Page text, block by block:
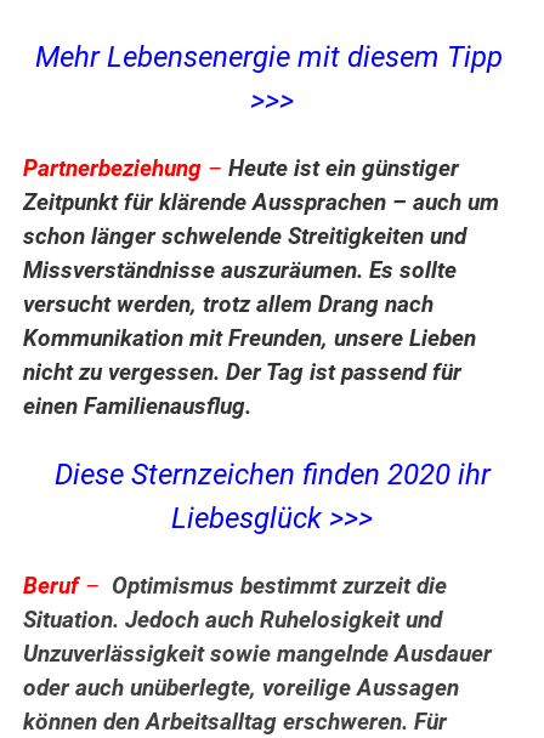
Mehr Lebensenergie mit diesem Tipp
>>>
Partnerbeziehung –Heute ist ein günstiger
Zeitpunkt für klärende Aussprachen – auch um
schon länger schwelende Streitigkeiten und
Missverständnisse auszuräumen. Es sollte
versucht werden, trotz allem Drang nach
Kommunikation mit Freunden, unsere Lieben
nicht zu vergessen. Der Tag ist passend für
einen Familienausflug.
Diese Sternzeichen finden 2020 ihr
Liebesglück >>>
Beruf– Optimismus bestimmt zurzeit die
Situation. Jedoch auch Ruhelosigkeit und
Unzuverlässigkeit sowie mangelnde Ausdauer
oder auch unüberlegte, voreilige Aussagen
können den Arbeitsalltag erschweren. Für